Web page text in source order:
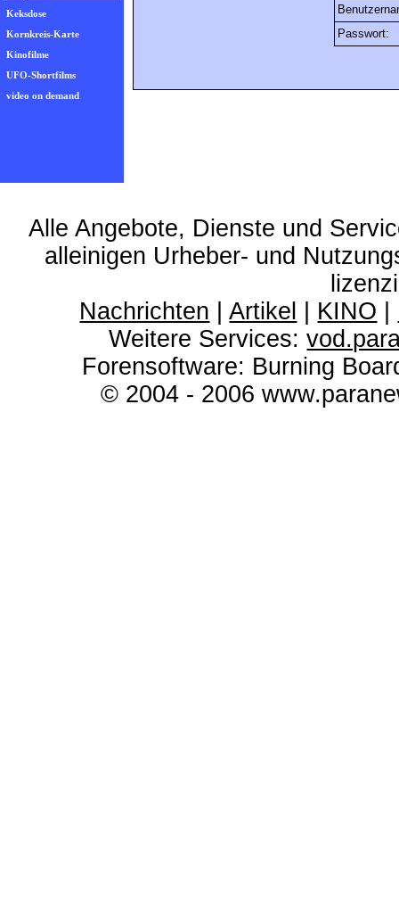
Keksdose
Kornkreis-Karte
Kinofilme
UFO-Shortfilms
video on demand
Passwort:
Alle Angebote, Dienste und
alleinigen Urheber- und
Nachrichten |Artikel KINO
Weitere Services:
Forensoftware: Burning
© 2004 - 2006